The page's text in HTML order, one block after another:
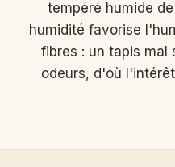
tempéré humide
humidité favorise
fibres : un tapis mal
odeurs, d'où